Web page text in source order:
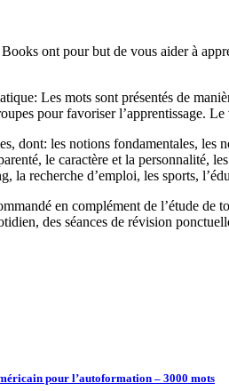
ont pour but de vous aider à
Les mots sont présentés de
pour favoriser l’apprentissage.
dont: les notions fondamentales, les
le caractère et la personnalité,
la recherche d’emploi, les sports,
en complément de l’étude de
des séances de révision
pour l’autoformation – 3000 mots